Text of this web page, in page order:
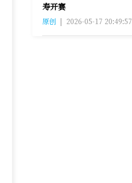
寿开赛
原创 | 2026-05-17 20:49:57